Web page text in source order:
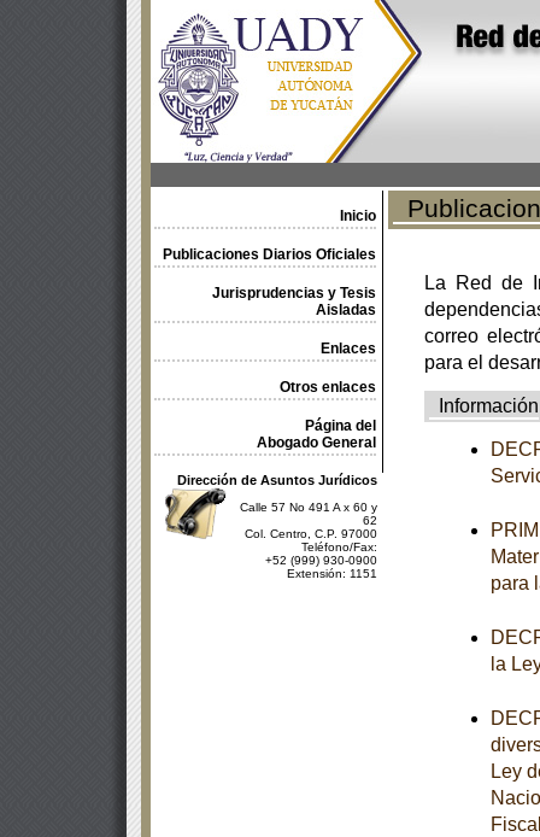
Inicio
Publicaciones Diarios Oficiales
Jurisprudencias y Tesis
Aisladas
Enlaces
Otros enlaces
Página del
Abogado General
Dirección de Asuntos Jurídicos
Calle 57 No 491 A x 60 y
62
Col. Centro, C.P. 97000
Teléfono/Fax:
+52 (999) 930-0900
Extensión: 1151
La Red de
correo
para el
Información
para
la
Ley